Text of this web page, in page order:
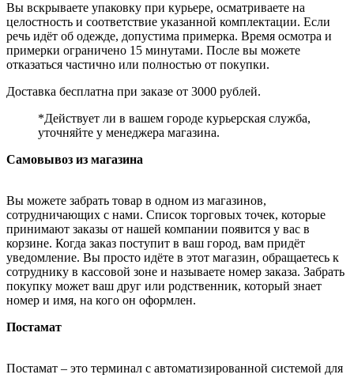
Вы вскрываете упаковку при курьере, осматриваете на
целостность и соответствие указанной комплектации. Если
речь идёт об одежде, допустима примерка. Время осмотра и
примерки ограничено 15 минутами. После вы можете
отказаться частично или полностью от покупки.
Доставка бесплатна при заказе от 3000 рублей.
*Действует ли в вашем городе курьерская служба,
уточняйте у менеджера магазина.
Самовывоз из магазина
Вы можете забрать товар в одном из магазинов,
сотрудничающих с нами. Список торговых точек, которые
принимают заказы от нашей компании появится у вас в
корзине. Когда заказ поступит в ваш город, вам придёт
уведомление. Вы просто идёте в этот магазин, обращаетесь к
сотруднику в кассовой зоне и называете номер заказа. Забрать
покупку может ваш друг или родственник, который знает
номер и имя, на кого он оформлен.
Постамат
Постамат – это терминал с автоматизированной системой для